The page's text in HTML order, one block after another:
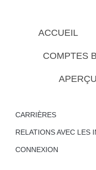
ACCUEIL
COMPTES
CARRIÈRES
RELATIONS AVEC LES
CONNEXION